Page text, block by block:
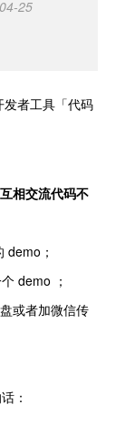
25
发者工具「代码
互相交流代码不
demo；
demo ；
或者加微信传
：